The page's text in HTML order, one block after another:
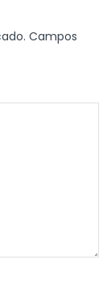
Campos